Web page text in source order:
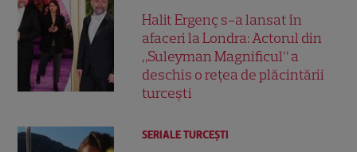
Halit Ergenç s-a lansat în
afaceri la Londra: Actorul din
„Suleyman Magnificul” a
deschis o rețea de plăcintării
turcești
SERIALE TURCEŞTI